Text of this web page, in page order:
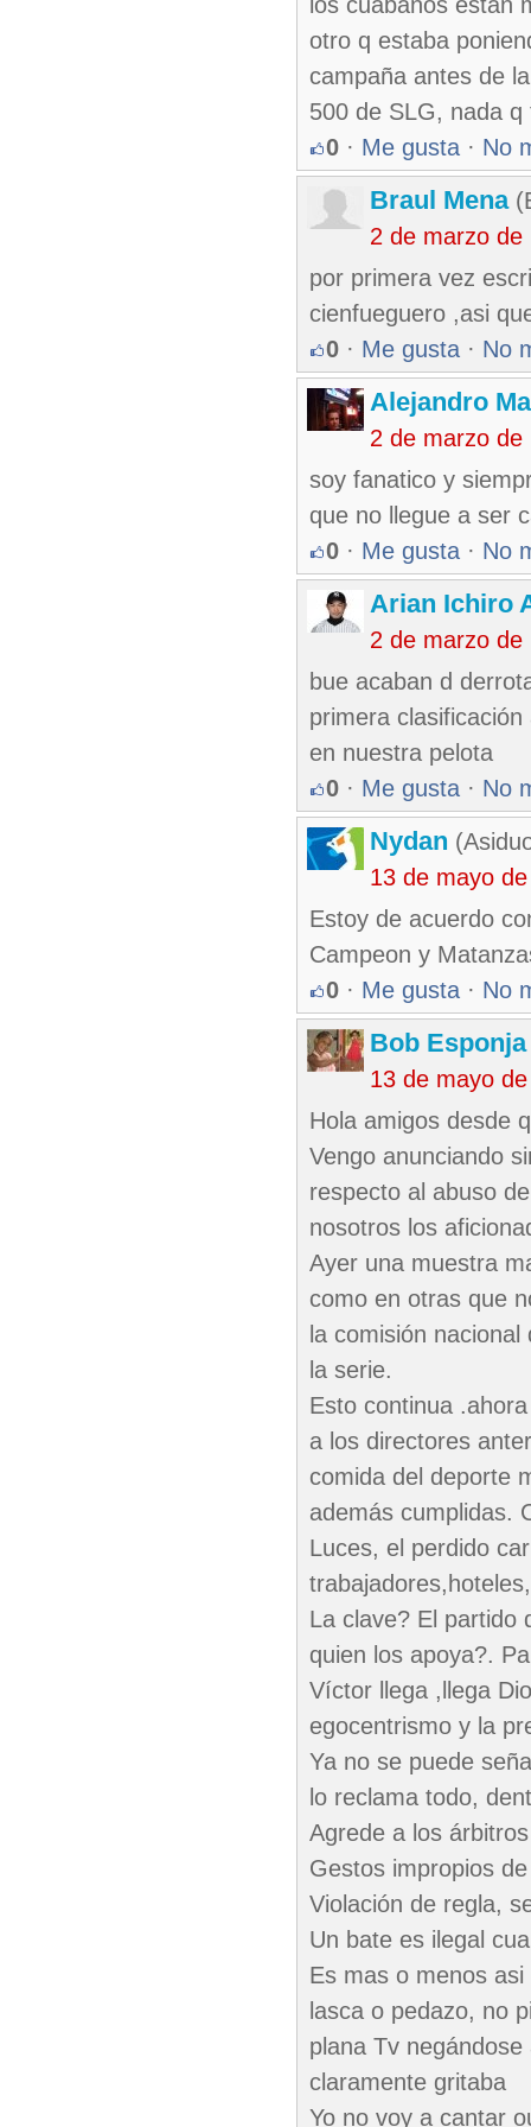
otro q estaba
campaña antes de
500 de SLG, nada
0 · Me gusta · No
Braul Mena
2 de marzo de
por primera vez
cienfueguero ,asi
0 · Me gusta · No
Alejandro
2 de marzo de
soy fanatico y
que no llegue a ser
0 · Me gusta · No
Arian Ichiro
2 de marzo de
bue acaban d
primera
en nuestra pelota
0 · Me gusta · No
Nydan
13 de mayo
Estoy de acuerdo
Campeon y
0 · Me gusta · No
Bob
13 de mayo
Hola amigos desde
Vengo anunciando
respecto al abuso
nosotros los
Ayer una muestra
como en otras que
la comisión
la serie.
Esto continua
a los directores
comida del deporte
además cumplidas.
Luces, el perdido
La clave? El partido
quien los apoya?.
Víctor llega ,llega
egocentrismo y la
Ya no se puede
lo reclama todo,
Agrede a los
Gestos impropios
Violación de regla,
Un bate es ilegal
Es mas o menos
lasca o pedazo, no
plana Tv
claramente gritaba
Yo no voy a cantar